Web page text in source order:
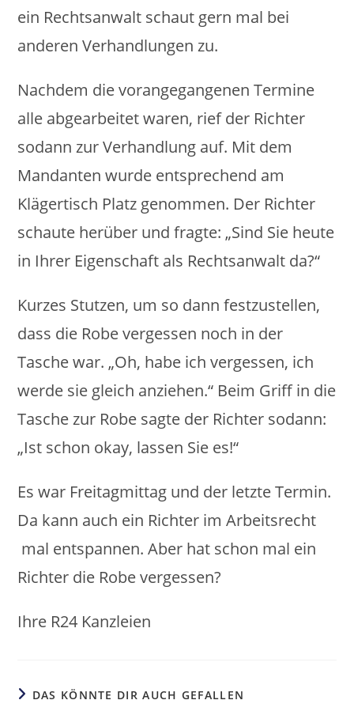
ein Rechtsanwalt schaut gern mal bei
anderen Verhandlungen zu.
Nachdem die vorangegangenen Termine
alle abgearbeitet waren, rief der Richter
sodann zur Verhandlung auf. Mit dem
Mandanten wurde entsprechend am
Klägertisch Platz genommen. Der Richter
schaute herüber und fragte: „Sind Sie heute
in Ihrer Eigenschaft als Rechtsanwalt da?“
Kurzes Stutzen, um so dann festzustellen,
dass die Robe vergessen noch in der
Tasche war. „Oh, habe ich vergessen, ich
werde sie gleich anziehen.“ Beim Griff in die
Tasche zur Robe sagte der Richter sodann:
„Ist schon okay, lassen Sie es!“
Es war Freitagmittag und der letzte Termin.
Da kann auch ein Richter im Arbeitsrecht
mal entspannen. Aber hat schon mal ein
Richter die Robe vergessen?
Ihre R24 Kanzleien
DAS KÖNNTE DIR AUCH GEFALLEN